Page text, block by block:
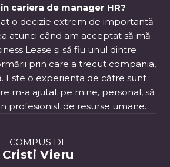
COMPUS DE
Cristi Vieru
cariera de manager HR?
o decizie extrem de importantă
atunci când am acceptat să mă
Lease și să fiu unul dintre
prin care a trecut compania,
Este o experiența de către sunt
m-a ajutat pe mine, personal, să
profesionist de resurse umane.